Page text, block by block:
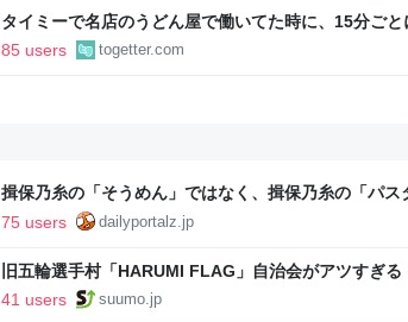
タイミーで名店のうどん屋で働いてた時に、15分ご
で一皿洗えねーと金払わねーぞw」「存在がうぜえん
で囁かれた話
85 users togetter.com
揖保乃糸の「そうめん」ではなく、揖保乃糸の「パス
75 users
dailyportalz.jp
旧五輪選手村「HARUMI FLAG」自治会がアツすぎ
ルで挑む、盆踊り2万人集客や交通改善など“街の価
41 users suumo.jp